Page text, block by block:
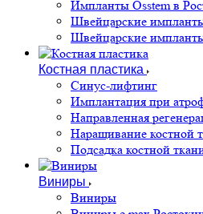
Импланты Osstem в
Швейцарские
Швейцарские
Костная пластика
Cинус-лифтинг
Имплантация при
Направленная
Наращивание костной
Подсадка костной
Виниры
Виниры